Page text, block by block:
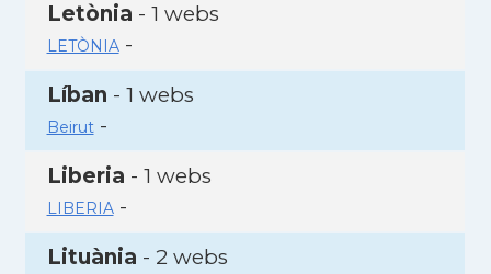
Letònia - 1 webs
LETÒNIA-
Líban - 1 webs
Beirut-
Liberia - 1 webs
LIBERIA-
Lituània - 2 webs